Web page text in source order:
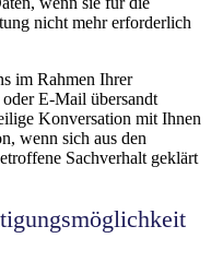
nicht mehr erforderlich
im Rahmen Ihrer
E-Mail übersandt
Konversation mit Ihnen
wenn sich aus den
Sachverhalt geklärt